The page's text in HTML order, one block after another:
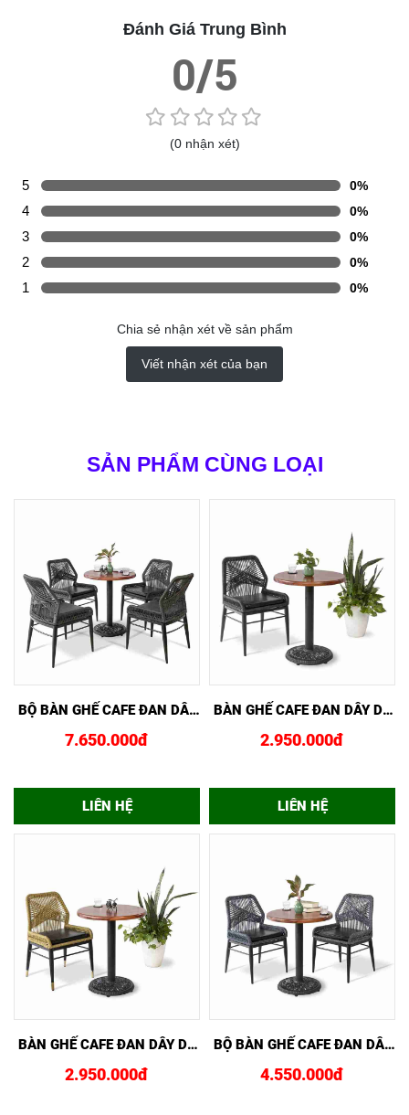
Đánh Giá Trung Bình
0/5
(0 nhận xét)
5 0%
4 0%
3 0%
2 0%
1 0%
Chia sẻ nhận xét về sản phẩm
Viết nhận xét của bạn
SẢN PHẨM CÙNG LOẠI
XEM NHANH MUA NGAY
BỘ BÀN GHẾ CAFE ĐAN DÂY
DÙ BGDD16DEN
7.650.000đ
LIÊN HỆ
XEM NHANH MUA NGAY
BÀN GHẾ CAFE ĐAN DÂY DÙ
GDD005DEN
2.950.000đ
LIÊN HỆ
XEM NHANH MUA NGAY
BÀN GHẾ CAFE ĐAN DÂY DÙ
GDD07VANG
2.950.000đ
XEM NHANH MUA NGAY
BỘ BÀN GHẾ CAFE ĐAN DÂY
DÙ BGDD04XAM
4.550.000đ